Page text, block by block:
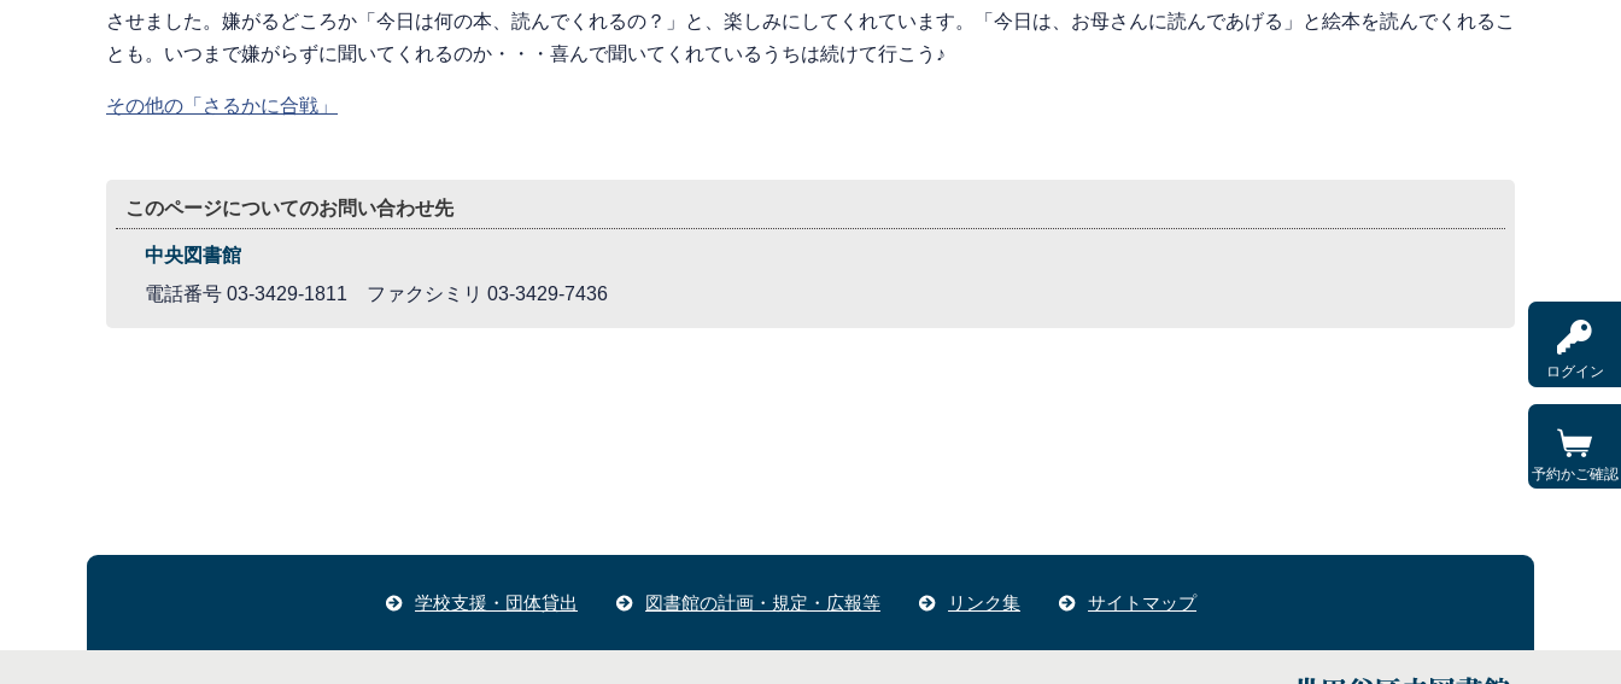
ログイン
予約かご確認
させました。嫌がるどころか「今日は何の本、読んでくれるの？」と、楽しみにしてくれています。「今日は、お母さんに読んであげる」と絵本を読んでくれるこ
とも。いつまで嫌がらずに聞いてくれるのか・・・喜んで聞いてくれているうちは続けて行こう♪
その他の「さるかに合戦」
このページについてのお問い合わせ先
中央図書館
電話番号 03-3429-1811 ファクシミリ 03-3429-7436
学校支援・団体貸出 図書館の計画・規定・広報等 リンク集 サイトマップ